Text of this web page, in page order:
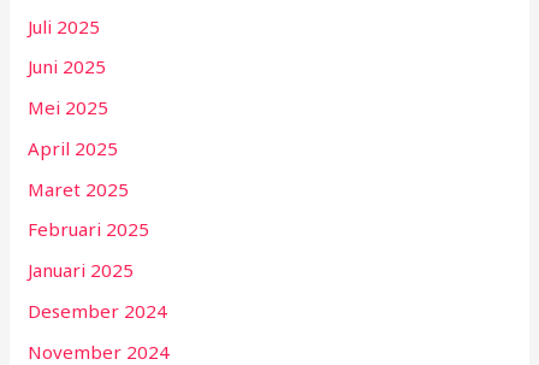
Juli 2025
Juni 2025
Mei 2025
April 2025
Maret 2025
Februari 2025
Januari 2025
Desember 2024
November 2024